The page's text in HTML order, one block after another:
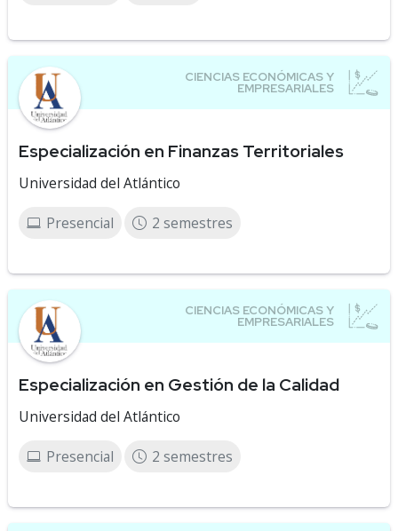
Especialización en Finanzas Territoriales
Universidad del Atlántico
Presencial 2 semestres
Especialización en Gestión de la Calidad
Universidad del Atlántico
Presencial 2 semestres